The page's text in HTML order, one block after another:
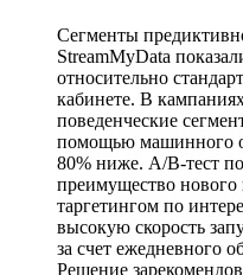
Сегменты
StreamMyData
относительно
кабинете. В
поведенческие
помощью машинного
80% ниже. A/B‑тест
преимущество
таргетингом по
высокую скорость
за счет ежедневного
Решение